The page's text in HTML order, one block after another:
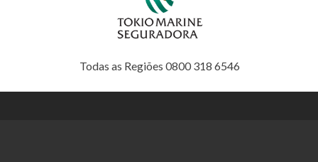
Todas as Regiões 0800 318 6546